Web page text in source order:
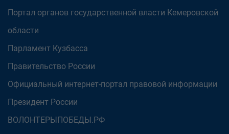
Портал органов государственной власти Кемеровской
области
Парламент Кузбасса
Правительство России
Официальный интернет-портал правовой информации
Президент России
ВОЛОНТЕРЫПОБЕДЫ.РФ